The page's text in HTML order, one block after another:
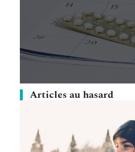
Articles au hasard